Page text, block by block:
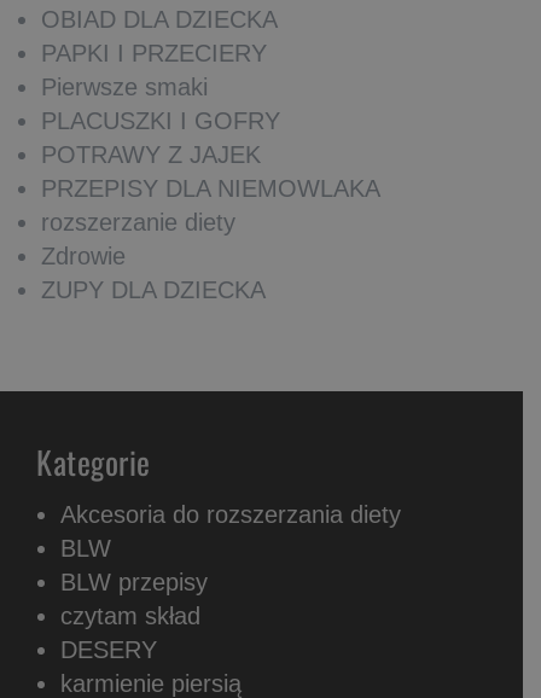
OBIAD DLA DZIECKA
PAPKI I PRZECIERY
Pierwsze smaki
PLACUSZKI I GOFRY
POTRAWY Z JAJEK
PRZEPISY DLA NIEMOWLAKA
rozszerzanie diety
Zdrowie
ZUPY DLA DZIECKA
Kategorie
Akcesoria do rozszerzania diety
BLW
BLW przepisy
czytam skład
DESERY
karmienie piersią